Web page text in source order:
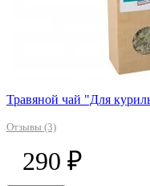
Травяной чай "Для
Отзывы (3)
290 ₽